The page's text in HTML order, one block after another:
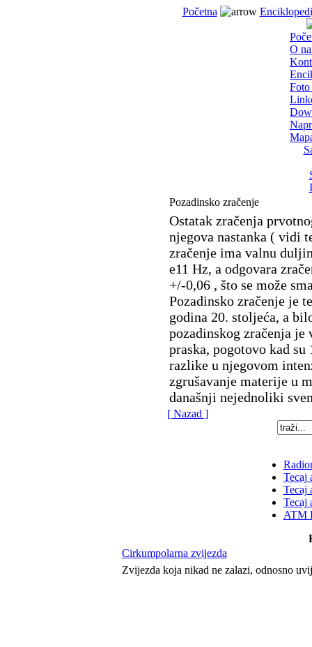
Početna
O
Foto
Pozadinsko zračenje
Ostatak zračenja
njegova nastanka ( vidi
zračenje ima valnu
e11 Hz, a odgovara
+/-0,06 , što se može
Pozadinsko zračenje je
godina 20. stoljeća, a
pozadinskog zračenja
praska, pogotovo kad
razlike u njegovom
zgrušavanje materije u
današnji nejednoliki
[ Nazad ]
Tecaj
Tecaj
Tecaj
ATM
Cirkumpolarna zvijezda
Zvijezda koja nikad ne zalazi, odnosno